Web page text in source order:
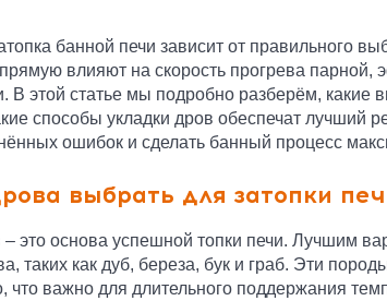
банной печи зависит от правильного
влияют на скорость прогрева парной,
В этой статье мы подробно разберём, какие
способы укладки дров обеспечат лучший
ошибок и сделать банный процесс
выбрать для затопки
это основа успешной топки печи. Лучшим
таких как дуб, береза, бук и граб. Эти
что важно для длительного поддержания